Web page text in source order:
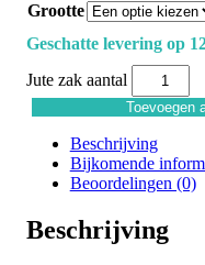
Grootte
Geschatte levering op
Jute zak aantal
Toevoegen
Beschrijving
Bijkomende
Beoordelingen (0)
Beschrijving